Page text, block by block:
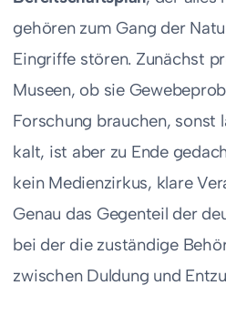
gehören zum Gang der
Eingriffe stören. Zunächst
Museen, ob sie
Forschung brauchen, sonst
kalt, ist aber zu Ende
kein Medienzirkus, klare
Genau das Gegenteil der
bei der die zuständige
zwischen Duldung und